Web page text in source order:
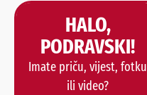
HALO,
PODRAVSKI!
Imate priču, vijest, fotku
ili video?